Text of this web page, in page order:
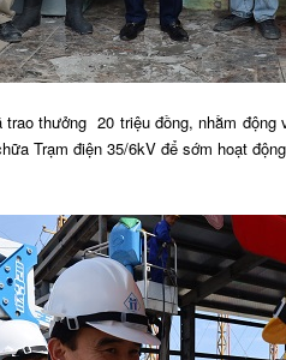
trao thưởng 20 triệu đồng, nhằm
Trạm điện 35/6kV để sớm hoạt